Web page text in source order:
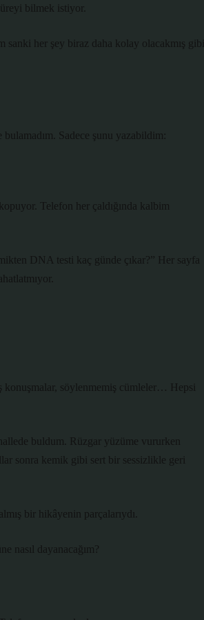
bilmek istiyor.
her şey biraz daha kolay olacakmış gibi
Sadece şunu yazabildim:
Telefon her çaldığında kalbim
DNA testi kaç günde çıkar?” Her sayfa
konuşmalar, söylenmemiş cümleler… Hepsi
buldum. Rüzgar yüzüme vururken
sonra kemik gibi sert bir sessizlikle geri
bir hikâyenin parçalarıydı.
nasıl dayanacağım?